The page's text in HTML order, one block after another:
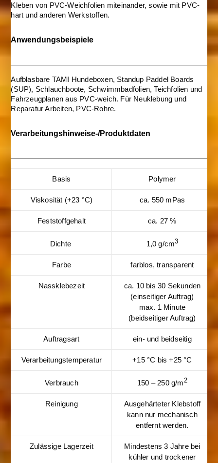
Kleben von PVC-Weichfolien miteinander, sowie mit PVC-
hart und anderen Werkstoffen.
Anwendungsbeispiele
Aufblasbare TAMI Hundeboxen, Standup Paddel Boards
(SUP), Schlauchboote, Schwimmbadfolien, Teichfolien und
Fahrzeugplanen aus PVC-weich. Für Neuklebung und
Reparatur Arbeiten, PVC-Rohre.
Verarbeitungshinweise-/Produktdaten
Basis Polymer
Viskosität (+23 °C) ca. 550 mPas
Feststoffgehalt ca. 27 %
Dichte 1,0 g/cm3
Farbe farblos, transparent
Nassklebezeit
ca. 10 bis 30 Sekunden
(einseitiger Auftrag)
max. 1 Minute
(beidseitiger Auftrag)
Auftragsart ein- und beidseitig
Verarbeitungstemperatur +15 °C bis +25 °C
Verbrauch 150 – 250 g/m2
Reinigung
Ausgehärteter Klebstoff
kann nur mechanisch
entfernt werden.
Zulässige Lagerzeit
Mindestens 3 Jahre bei
kühler und trockener